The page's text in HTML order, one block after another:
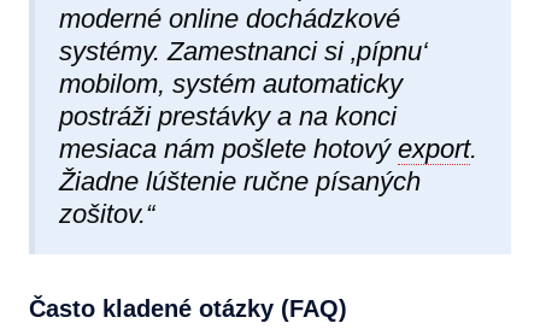
moderné online dochádzkové
systémy. Zamestnanci si ‚pípnu‘
mobilom, systém automaticky
postráži prestávky a na konci
mesiaca nám pošlete hotový export.
Žiadne lúštenie ručne písaných
zošitov.“
Často kladené otázky (FAQ)